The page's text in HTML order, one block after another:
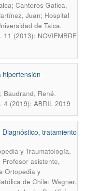
Canteros Gatica,
Juan; Hospital
de Talca.
11 (2013): NOVIEMBRE
hipertensión
Baudrand, René.
4 (2019): ABRIL 2019
tratamiento
y Traumatología,
asistente,
Ortopedia y
de Chile; Wagner,